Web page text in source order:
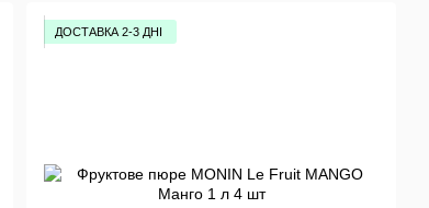
ДОСТАВКА 2-3 ДНІ